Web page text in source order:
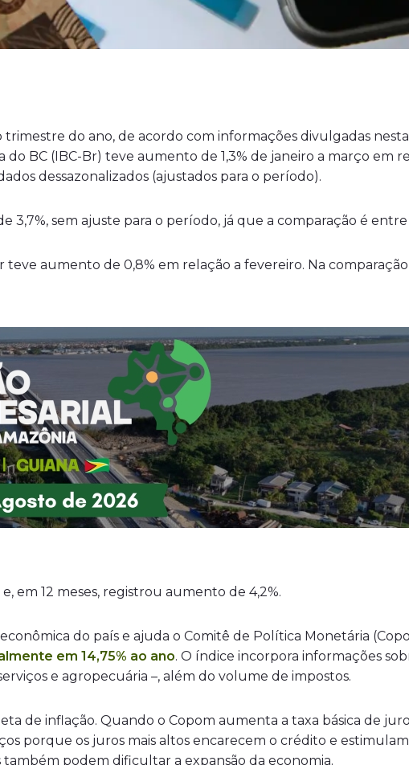
do ano, de acordo com informações divulgadas
BC (IBC-Br) teve aumento de 1,3% de janeiro a março em
dessazonalizados (ajustados para o período).
sem ajuste para o período, já que a comparação é entre
teve aumento de 0,8% em relação a fevereiro. Na
em 12 meses, registrou aumento de 4,2%.
do país e ajuda o Comitê de Política Monetária
em 14,75% ao ano. O índice incorpora informações
e agropecuária –, além do volume de impostos.
de inflação. Quando o Copom aumenta a taxa básica de
porque os juros mais altos encarecem o crédito e
também podem dificultar a expansão da economia.